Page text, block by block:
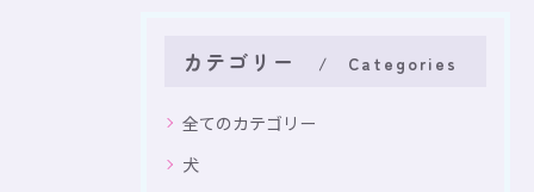
カテゴリー Categories
全てのカテゴリー
犬